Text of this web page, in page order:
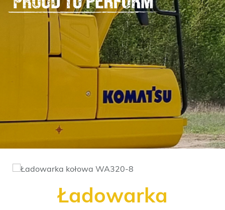
Ładowarka